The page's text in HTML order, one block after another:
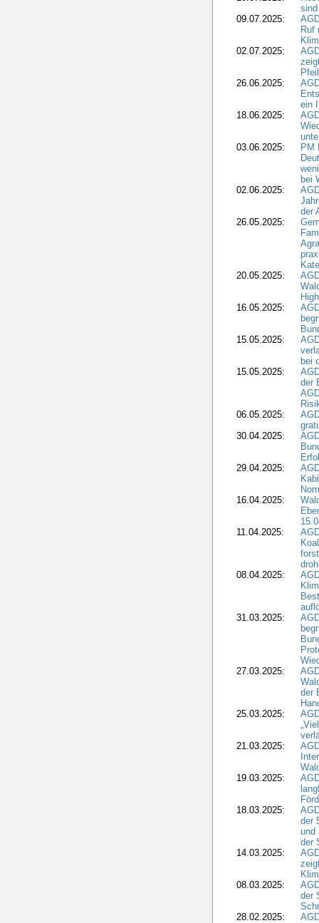
09.07.2025:
Ruf
02.07.2025:
26.06.2025:
ein
18.06.2025:
03.06.2025:
PM
bei
02.06.2025:
der
26.05.2025:
20.05.2025:
16.05.2025:
15.05.2025:
bei
15.05.2025:
der
06.05.2025:
30.04.2025:
29.04.2025:
16.04.2025:
11.04.2025:
08.04.2025:
31.03.2025:
27.03.2025:
der
25.03.2025:
21.03.2025:
19.03.2025:
18.03.2025:
der
und
der
14.03.2025:
08.03.2025:
der
28.02.2025: